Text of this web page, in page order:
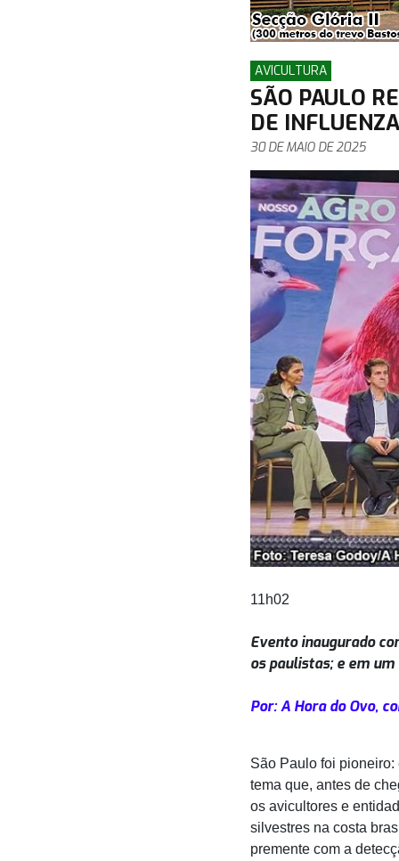
AVICULTURA
SÃO PAULO
DE
30 DE MAIO DE 2025
11h02
Evento inaugurado
os paulistas; e em
Por: A Hora do Ovo,
São Paulo foi
tema que, antes de
os avicultores e
silvestres na costa
premente com a